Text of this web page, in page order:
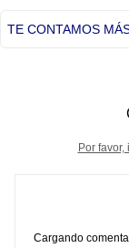
TE CONTAMOS
Por
Cargando